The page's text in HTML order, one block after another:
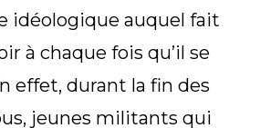
idéologique auquel fait
à chaque fois qu’il se
effet, durant la fin des
jeunes militants qui